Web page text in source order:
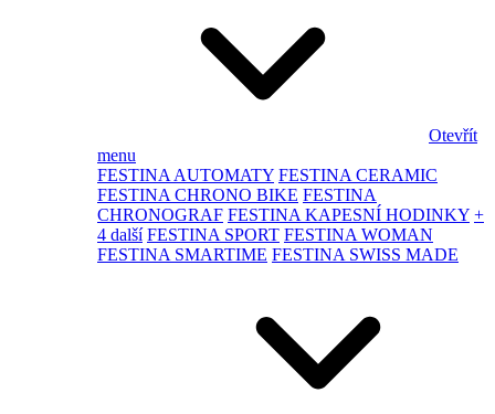
Otevřít
menu
FESTINA AUTOMATY FESTINA CERAMIC
FESTINA CHRONO BIKE FESTINA
CHRONOGRAF FESTINA KAPESNÍ HODINKY +
4 další FESTINA SPORT FESTINA WOMAN
FESTINA SMARTIME FESTINA SWISS MADE